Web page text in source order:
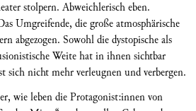
stolpern. Abweichlerisch eben.
Umgreifende, die große atmosphärische
abgezogen. Sowohl die dystopische als
Weite hat in ihnen sichtbar
sich nicht mehr verleugnen und verbergen.
wie leben die Protagonist:innen von